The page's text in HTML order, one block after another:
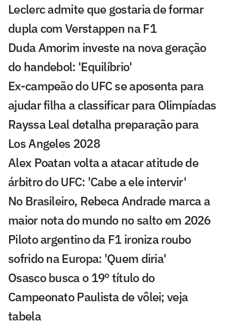
Leclerc admite que gostaria de formar
dupla com Verstappen na F1
Duda Amorim investe na nova geração
do handebol: 'Equilíbrio'
Ex-campeão do UFC se aposenta para
ajudar filha a classificar para Olimpíadas
Rayssa Leal detalha preparação para
Los Angeles 2028
Alex Poatan volta a atacar atitude de
árbitro do UFC: 'Cabe a ele intervir'
No Brasileiro, Rebeca Andrade marca a
maior nota do mundo no salto em 2026
Piloto argentino da F1 ironiza roubo
sofrido na Europa: 'Quem diria'
Osasco busca o 19º título do
Campeonato Paulista de vôlei; veja
tabela